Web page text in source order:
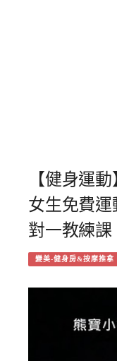
【健身運
女生免費
對一教練
變美-健身房&按摩推拿